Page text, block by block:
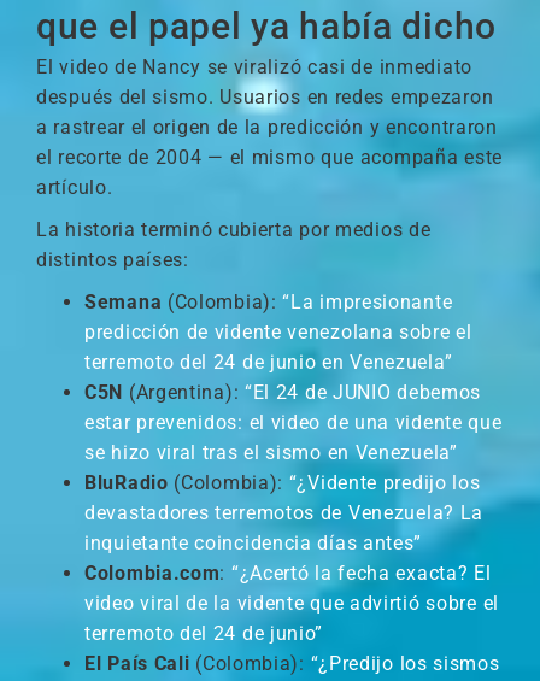
que el papel ya había dicho
El video de Nancy se viralizó casi de inmediato
después del sismo. Usuarios en redes empezaron
a rastrear el origen de la predicción y encontraron
el recorte de 2004 — el mismo que acompaña este
artículo.
La historia terminó cubierta por medios de
distintos países:
Semana (Colombia):“La impresionante
predicción de vidente venezolana sobre el
terremoto del 24 de junio en Venezuela”
C5N (Argentina): “El 24 de JUNIO debemos
estar prevenidos: el video de una vidente que
se hizo viral tras el sismo en Venezuela”
BluRadio (Colombia): “¿Vidente predijo los
devastadores terremotos de Venezuela? La
inquietante coincidencia días antes”
Colombia.com: “¿Acertó la fecha exacta? El
video viral de la vidente que advirtió sobre el
terremoto del 24 de junio”
El País Cali (Colombia): “¿Predijo los sismos